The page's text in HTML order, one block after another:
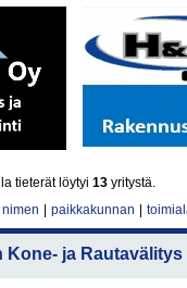
tieterät löytyi 13 yritystä.
nimen paikkakunnan
Kone- ja Rautavälitys